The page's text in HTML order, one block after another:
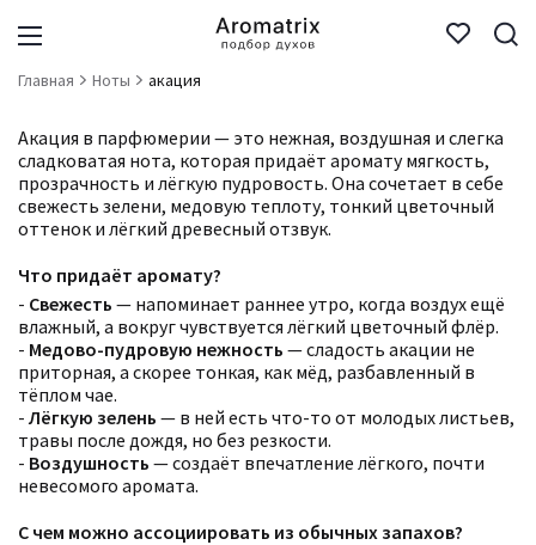
Главная Ноты акация
Акация в парфюмерии — это нежная, воздушная и слегка
сладковатая нота, которая придаёт аромату мягкость,
прозрачность и лёгкую пудровость. Она сочетает в себе
свежесть зелени, медовую теплоту, тонкий цветочный
оттенок и лёгкий древесный отзвук.
Что придаёт аромату?
- Свежесть — напоминает раннее утро, когда воздух ещё
влажный, а вокруг чувствуется лёгкий цветочный флёр.
- Медово-пудровую нежность — сладость акации не
приторная, а скорее тонкая, как мёд, разбавленный в
тёплом чае.
- Лёгкую зелень — в ней есть что-то от молодых листьев,
травы после дождя, но без резкости.
- Воздушность — создаёт впечатление лёгкого, почти
невесомого аромата.
С чем можно ассоциировать из обычных запахов?